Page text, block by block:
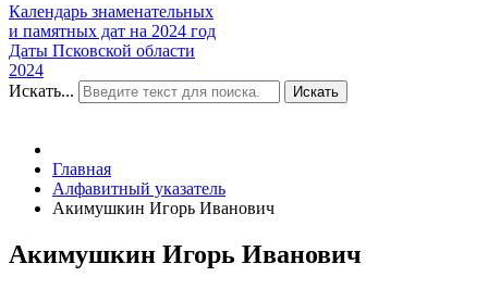
Календарь знаменательных
и памятных дат на 2024 год
Даты Псковской области
2024
Искать...
Искать
Главная
Алфавитный указатель
Акимушкин Игорь Иванович
Акимушкин Игорь Иванович